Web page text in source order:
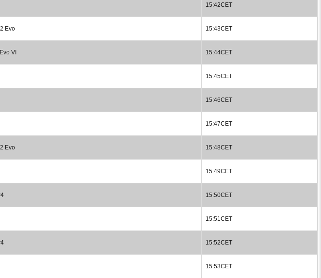
15:42CET
Evo 15:43CET
VI 15:44CET
15:45CET
15:46CET
15:47CET
Evo 15:48CET
15:49CET
15:50CET
15:51CET
15:52CET
15:53CET